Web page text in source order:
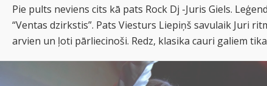
Pie pults neviens cits kā pats Rock Dj -Juris Giels.
“Ventas dzirkstis”. Pats Viesturs Liepiņš savulaik Juri
arvien un ļoti pārliecinoši. Redz, klasika cauri galiem